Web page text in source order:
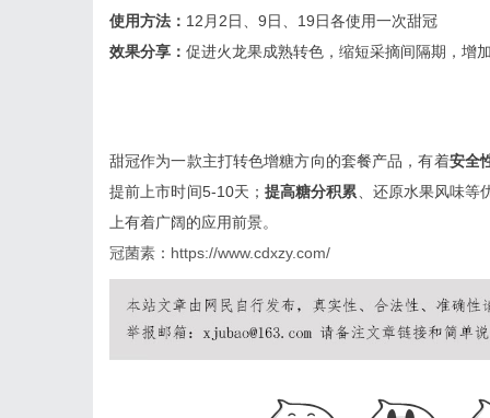
使用方法： 12月2日、9日、19日各使用一次甜冠
效果分享： 促进火龙果成熟转色，缩短采摘间隔期，增
甜冠作为一款主打转色增糖方向的套餐产品，有着安全
提前上市时间5-10天； 提高糖分积累 、还原水果风味
上有着广阔的应用前景。
冠菌素 ： https://www.cdxzy.com/